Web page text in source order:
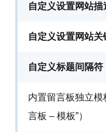
自定义设置网站描
自定义设置网站关
自定义标题间隔符
内置留言板独立模
言板 – 模板”）